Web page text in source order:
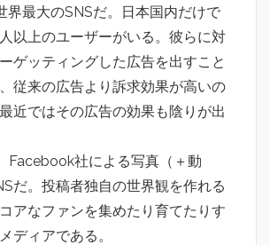
界最大のSNSだ。日本国内だけで
以上のユーザーがいる。彼らに対
ゲッティングした広告を出すこと
従来の広告より訴求効果が高いの
近ではその広告の効果も陰りが出
Facebook社による写真（＋動
だ。投稿者独自の世界観を作れる
アなファンを集めたり育てたりす
ディアである。